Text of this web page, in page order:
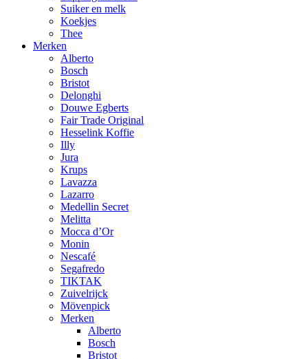
Suiker en melk
Koekjes
Thee
Merken
Alberto
Bosch
Bristot
Delonghi
Douwe Egberts
Fair Trade Original
Hesselink Koffie
Illy
Jura
Krups
Lavazza
Lazarro
Medellin Secret
Melitta
Mocca d’Or
Monin
Nescafé
Segafredo
TIKTAK
Zuivelrijck
Mövenpick
Merken
Alberto
Bosch
Bristot